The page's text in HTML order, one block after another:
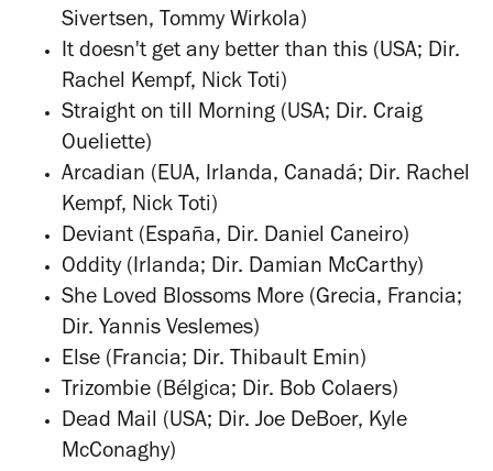
Sivertsen, Tommy Wirkola)
It doesn't get any better than this (USA; Dir.
Rachel Kempf, Nick Toti)
Straight on till Morning (USA; Dir. Craig
Oueliette)
Arcadian (EUA, Irlanda, Canadá; Dir. Rachel
Kempf, Nick Toti)
Deviant (España, Dir. Daniel Caneiro)
Oddity (Irlanda; Dir. Damian McCarthy)
She Loved Blossoms More (Grecia, Francia;
Dir. Yannis Veslemes)
Else (Francia; Dir. Thibault Emin)
Trizombie (Bélgica; Dir. Bob Colaers)
Dead Mail (USA; Dir. Joe DeBoer, Kyle
McConaghy)